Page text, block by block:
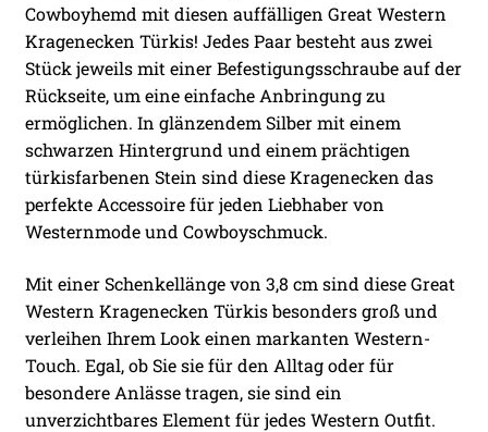
Cowboyhemd mit diesen auffälligen Great Western
Kragenecken Türkis! Jedes Paar besteht aus zwei
Stück jeweils mit einer Befestigungsschraube auf der
Rückseite, um eine einfache Anbringung zu
ermöglichen. In glänzendem Silber mit einem
schwarzen Hintergrund und einem prächtigen
türkisfarbenen Stein sind diese Kragenecken das
perfekte Accessoire für jeden Liebhaber von
Westernmode und Cowboyschmuck.
Mit einer Schenkellänge von 3,8 cm sind diese Great
Western Kragenecken Türkis besonders groß und
verleihen Ihrem Look einen markanten Western-
Touch. Egal, ob Sie sie für den Alltag oder für
besondere Anlässe tragen, sie sind ein
unverzichtbares Element für jedes Western Outfit.